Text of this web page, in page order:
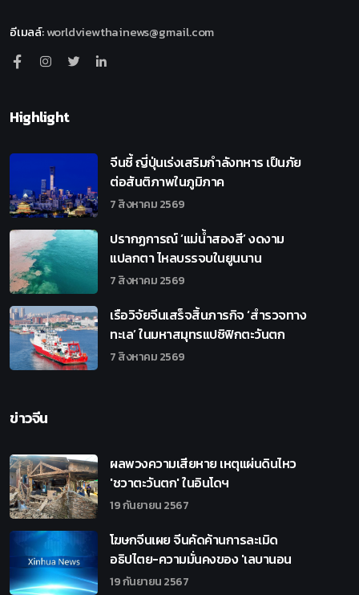
อีเมลล์:worldviewthainews@gmail.com
Highlight
จีนชี้ ญี่ปุ่นเร่งเสริมกำลังทหาร เป็นภัย
ต่อสันติภาพในภูมิภาค
7 สิงหาคม 2569
ปรากฏการณ์ ‘แม่น้ำสองสี’ งดงาม
แปลกตา ไหลบรรจบในยูนนาน
7 สิงหาคม 2569
เรือวิจัยจีนเสร็จสิ้นภารกิจ ‘สำรวจทาง
ทะเล’ ในมหาสมุทรแปซิฟิกตะวันตก
7 สิงหาคม 2569
ข่าวจีน
ผลพวงความเสียหาย เหตุแผ่นดินไหว
'ชวาตะวันตก' ในอินโดฯ
19 กันยายน 2567
โฆษกจีนเผย จีนคัดค้านการละเมิด
อธิปไตย-ความมั่นคงของ 'เลบานอน
19 กันยายน 2567